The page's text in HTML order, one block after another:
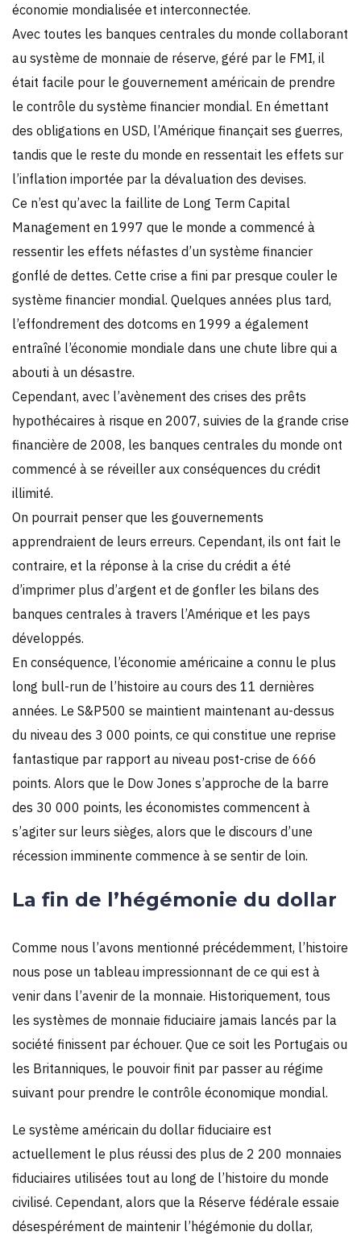
économie mondialisée et interconnectée.
Avec toutes les banques centrales du monde collaborant
au système de monnaie de réserve, géré par le FMI, il
était facile pour le gouvernement américain de prendre
le contrôle du système financier mondial. En émettant
des obligations en USD, l’Amérique finançait ses guerres,
tandis que le reste du monde en ressentait les effets sur
l’inflation importée par la dévaluation des devises.
Ce n’est qu’avec la faillite de Long Term Capital
Management en 1997 que le monde a commencé à
ressentir les effets néfastes d’un système financier
gonflé de dettes. Cette crise a fini par presque couler le
système financier mondial. Quelques années plus tard,
l’effondrement des dotcoms en 1999 a également
entraîné l’économie mondiale dans une chute libre qui a
abouti à un désastre.
Cependant, avec l’avènement des crises des prêts
hypothécaires à risque en 2007, suivies de la grande crise
financière de 2008, les banques centrales du monde ont
commencé à se réveiller aux conséquences du crédit
illimité.
On pourrait penser que les gouvernements
apprendraient de leurs erreurs. Cependant, ils ont fait le
contraire, et la réponse à la crise du crédit a été
d’imprimer plus d’argent et de gonfler les bilans des
banques centrales à travers l’Amérique et les pays
développés.
En conséquence, l’économie américaine a connu le plus
long bull-run de l’histoire au cours des 11 dernières
années. Le S&P500 se maintient maintenant au-dessus
du niveau des 3 000 points, ce qui constitue une reprise
fantastique par rapport au niveau post-crise de 666
points. Alors que le Dow Jones s’approche de la barre
des 30 000 points, les économistes commencent à
s’agiter sur leurs sièges, alors que le discours d’une
récession imminente commence à se sentir de loin.
La fin de l’hégémonie du dollar
Comme nous l’avons mentionné précédemment, l’histoire
nous pose un tableau impressionnant de ce qui est à
venir dans l’avenir de la monnaie. Historiquement, tous
les systèmes de monnaie fiduciaire jamais lancés par la
société finissent par échouer. Que ce soit les Portugais ou
les Britanniques, le pouvoir finit par passer au régime
suivant pour prendre le contrôle économique mondial.
Le système américain du dollar fiduciaire est
actuellement le plus réussi des plus de 2 200 monnaies
fiduciaires utilisées tout au long de l’histoire du monde
civilisé. Cependant, alors que la Réserve fédérale essaie
désespérément de maintenir l’hégémonie du dollar,